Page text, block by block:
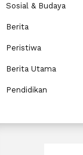
Sosial & Budaya
Berita
Peristiwa
Berita Utama
Pendidikan